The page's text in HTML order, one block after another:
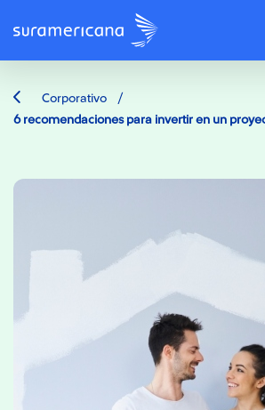
Corporativo /
6 recomendaciones para invertir en un